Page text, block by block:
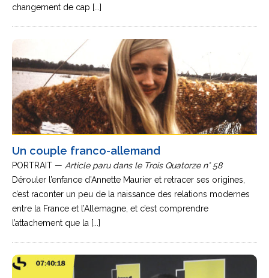
changement de cap [...]
Un couple franco-allemand
PORTRAIT — Article paru dans le Trois Quatorze n° 58
Dérouler l’enfance d’Annette Maurier et retracer ses origines,
c’est raconter un peu de la naissance des relations modernes
entre la France et l’Allemagne, et c’est comprendre
l’attachement que la [...]